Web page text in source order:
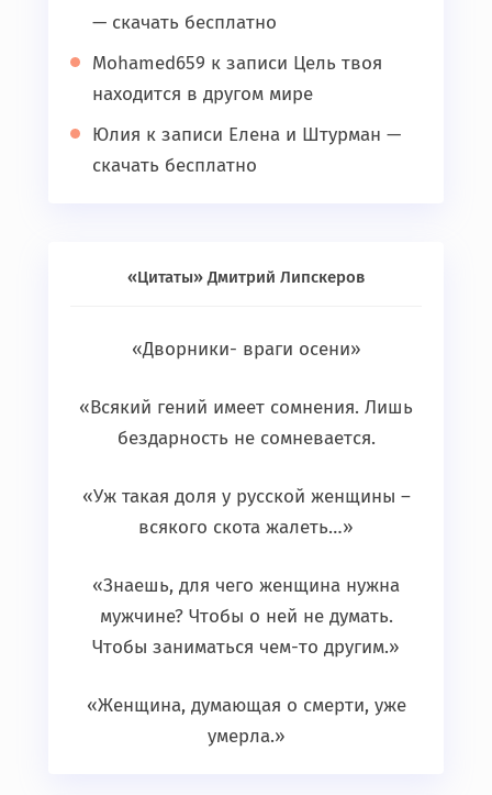
— скачать бесплатно
Mohamed659 к записи Цель твоя
находится в другом мире
Юлия к записи Елена и Штурман —
скачать бесплатно
«Цитаты» Дмитрий Липскеров
«Дворники- враги осени»
«Всякий гений имеет сомнения. Лишь
бездарность не сомневается.
«Уж такая доля у русской женщины –
всякого скота жалеть…»
«Знаешь, для чего женщина нужна
мужчине? Чтобы о ней не думать.
Чтобы заниматься чем-то другим.»
«Женщина, думающая о смерти, уже
умерла.»